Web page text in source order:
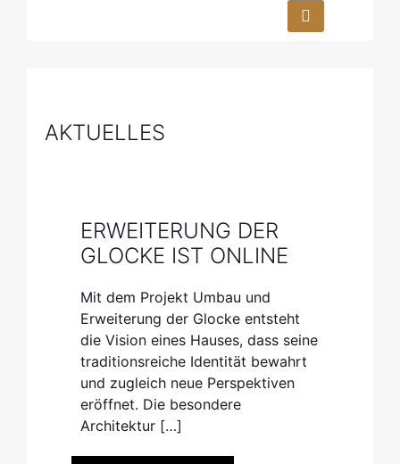
© Luke Rogers (Stella Cole)
AKTUELLES
ERWEITERUNG DER
GLOCKE IST ONLINE
Mit dem Projekt Umbau und
Erweiterung der Glocke entsteht
die Vision eines Hauses, dass seine
traditionsreiche Identität bewahrt
und zugleich neue Perspektiven
eröffnet. Die besondere
Architektur […]